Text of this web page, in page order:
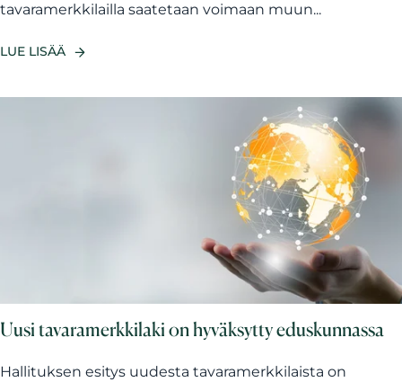
tavaramerkkilailla saatetaan voimaan muun...
LUE LISÄÄ
Uusi tavaramerkkilaki on hyväksytty eduskunnassa
Hallituksen esitys uudesta tavaramerkkilaista on